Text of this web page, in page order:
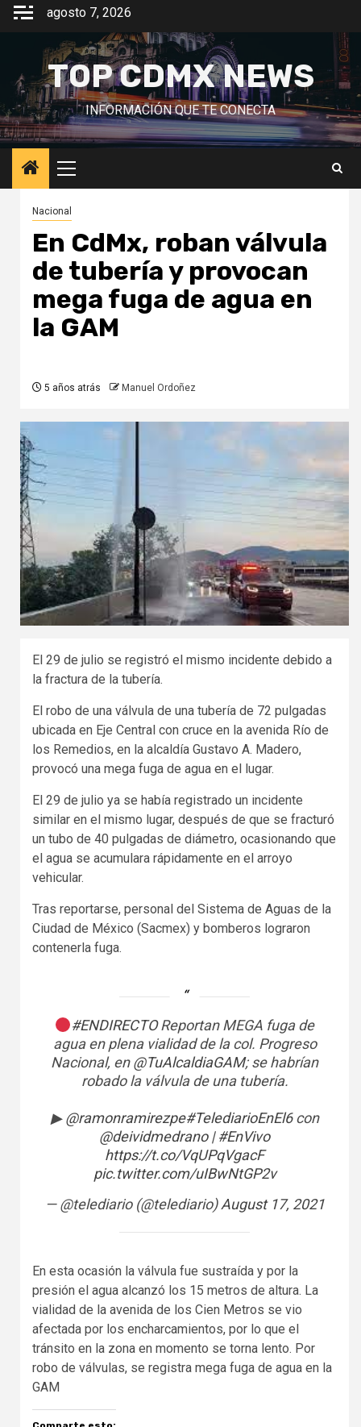
Saltar
contenido
agosto 7, 2026
TOP CDMX NEWS
INFORMACIÓN QUE TE CONECTA
Menú
principal
Nacional
En CdMx, roban válvula
de tubería y provocan
mega fuga de agua en
la GAM
5 años atrás Manuel Ordoñez
El 29 de julio se registró el mismo incidente debido a
la fractura de la tubería.
El robo de una válvula de una tubería de 72 pulgadas
ubicada en Eje Central con cruce en la avenida Río de
los Remedios, en la alcaldía Gustavo A. Madero,
provocó una mega fuga de agua en el lugar.
El 29 de julio ya se había registrado un incidente
similar en el mismo lugar, después de que se fracturó
un tubo de 40 pulgadas de diámetro, ocasionando que
el agua se acumulara rápidamente en el arroyo
vehicular.
Tras reportarse, personal del Sistema de Aguas de la
Ciudad de México (Sacmex) y bomberos lograron
contenerla fuga.
#ENDIRECTOReportan MEGA fuga de
agua en plena vialidad de la col. Progreso
Nacional, en@TuAlcaldiaGAM; se habrían
robado la válvula de una tubería.
▶@ramonramirezpe#TelediarioEnEl6con
@deividmedrano|#EnVivo
https://t.co/VqUPqVgacF
pic.twitter.com/uIBwNtGP2v
— @telediario (@telediario)August 17, 2021
En esta ocasión la válvula fue sustraída y por la
presión el agua alcanzó los 15 metros de altura. La
vialidad de la avenida de los Cien Metros se vio
afectada por los encharcamientos, por lo que el
tránsito en la zona en momento se torna lento. Por
robo de válvulas, se registra mega fuga de agua en la
GAM